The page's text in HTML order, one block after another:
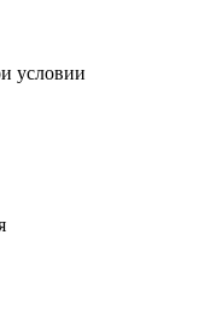
условии